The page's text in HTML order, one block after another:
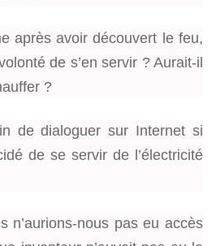
après avoir découvert le feu,
de s’en servir ? Aurait-il
?
de dialoguer sur Internet si
de se servir de l’électricité
n’aurions-nous pas eu accès